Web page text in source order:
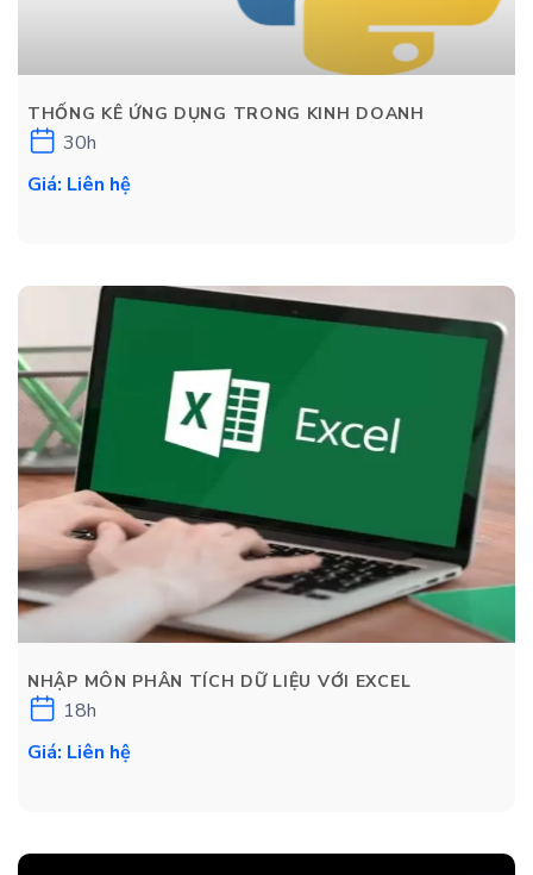
THỐNG KÊ ỨNG DỤNG TRONG KINH DOANH
30h
Giá: Liên hệ
NHẬP MÔN PHÂN TÍCH DỮ LIỆU VỚI EXCEL
18h
Giá: Liên hệ